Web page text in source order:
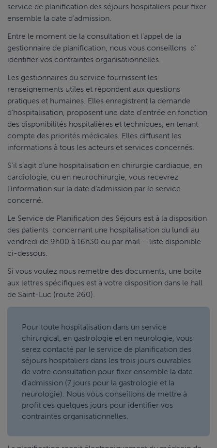
service de planification des séjours hospitaliers pour fixer
ensemble la date d’admission.
Entre le moment de la consultation et l’appel de la
gestionnaire de planification, nous vous conseillons d’
identifier vos contraintes organisationnelles.
Les gestionnaires du service fournissent les
renseignements utiles et répondent aux questions
pratiques et humaines. Elles enregistrent la demande
d'hospitalisation, proposent une date d'entrée en fonction
des disponibilités hospitalières et techniques, en tenant
compte des priorités médicales. Elles diffusent les
informations à tous les acteurs et services concernés.
S’il s’agit d’une hospitalisation en chirurgie cardiaque, en
cardiologie, ou en neurochirurgie, vous recevrez
l’information sur la date d’admission par le service
concerné.
Le Service de Planification des Séjours est à la disposition
des patients concernant une hospitalisation du lundi au
vendredi de 9h00 à 16h30 ou par mail – liste disponible
ci-dessous.
Si vous voulez nous remettre des documents, une boite
aux lettres spécifiques est à votre disposition dans le hall
de Saint-Luc (route 260).
Pour toute hospitalisation dans un service
chirurgical, en gastrologie et en neurologie, vous
serez contacté par le service de planification des
séjours hospitaliers dans les trois jours ouvrables
de votre consultation pour fixer ensemble la date
d’admission (7 jours pour la gastrologie et la
neurologie). Nous vous conseillons de mettre à
profit ces quelques jours pour identifier vos
contraintes organisationnelles.